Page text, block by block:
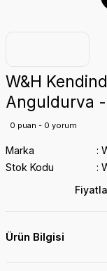
W&H
Anguldurva -
0 puan - 0 yorum
Marka
Stok Kodu
Ürün Bilgisi